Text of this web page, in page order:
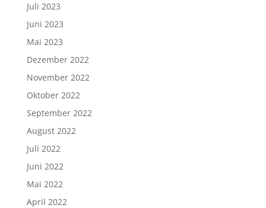
Juli 2023
Juni 2023
Mai 2023
Dezember 2022
November 2022
Oktober 2022
September 2022
August 2022
Juli 2022
Juni 2022
Mai 2022
April 2022